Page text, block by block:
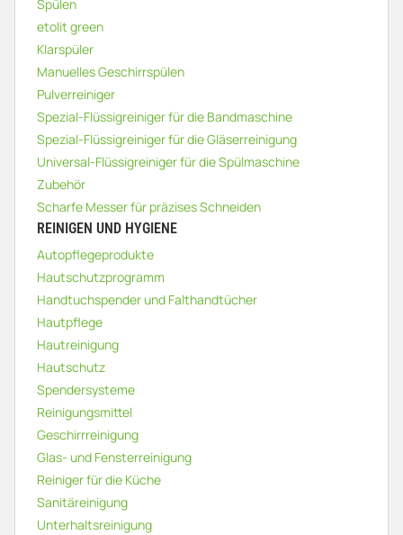
Spülen
etolit green
Klarspüler
Manuelles Geschirrspülen
Pulverreiniger
Spezial-Flüssigreiniger für die Bandmaschine
Spezial-Flüssigreiniger für die Gläserreinigung
Universal-Flüssigreiniger für die Spülmaschine
Zubehör
Scharfe Messer für präzises Schneiden
REINIGEN UND HYGIENE
Autopflegeprodukte
Hautschutzprogramm
Handtuchspender und Falthandtücher
Hautpflege
Hautreinigung
Hautschutz
Spendersysteme
Reinigungsmittel
Geschirrreinigung
Glas- und Fensterreinigung
Reiniger für die Küche
Sanitäreinigung
Unterhaltsreinigung